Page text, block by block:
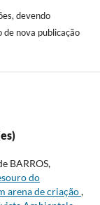
devendo
de nova publicação
BARROS,
do
arena de criação,